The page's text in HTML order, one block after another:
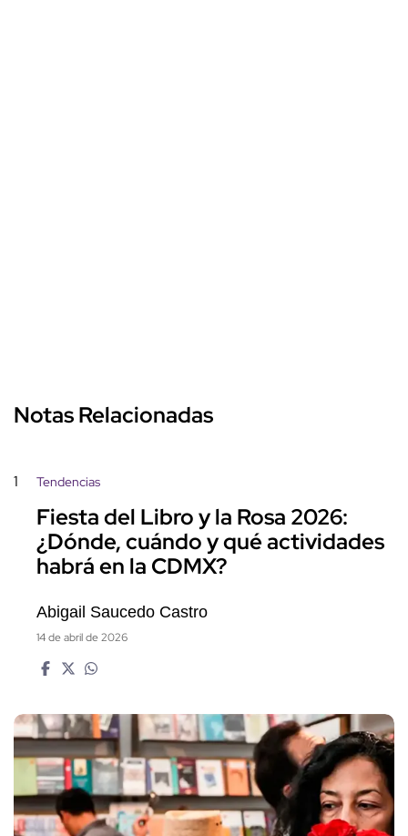
Notas Relacionadas
1 Tendencias
Fiesta del Libro y la Rosa 2026:
¿Dónde, cuándo y qué actividades
habrá en la CDMX?
Abigail Saucedo Castro
14 de abril de 2026